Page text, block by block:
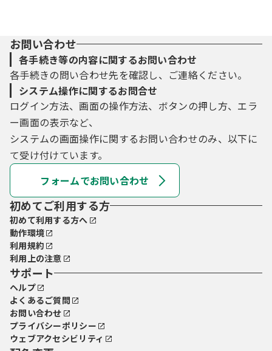
お問い合わせ
各手続き等の内容に関するお問い合わせ
各手続きの問い合わせ先を確認し、ご連絡ください。
システム操作に関するお問合せ
ログイン方法、画面の操作方法、ボタンの押し方、エラ
ー画面の表示など、
システムの画面操作に関するお問い合わせのみ、以下に
て受け付けています。
フォームでお問い合わせ
初めてご利用する方
初めて利用する方へ
動作環境
利用規約
利用上の注意
サポート
ヘルプ
よくあるご質問
お問い合わせ
プライバシーポリシー
ウェブアクセシビリティ